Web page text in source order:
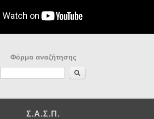
Φόρμα αναζήτησης
Αναζήτηση
Σ.Α.Σ.Π.